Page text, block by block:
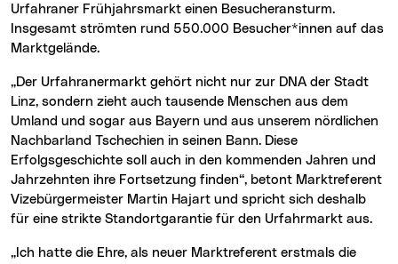
Urfahraner Frühjahrsmarkt einen Besucheransturm.
Insgesamt strömten rund 550.000 Besucher*innen auf das
Marktgelände.
„Der Urfahranermarkt gehört nicht nur zur DNA der Stadt
Linz, sondern zieht auch tausende Menschen aus dem
Umland und sogar aus Bayern und aus unserem nördlichen
Nachbarland Tschechien in seinen Bann. Diese
Erfolgsgeschichte soll auch in den kommenden Jahren und
Jahrzehnten ihre Fortsetzung finden“, betont Marktreferent
Vizebürgermeister Martin Hajart und spricht sich deshalb
für eine strikte Standortgarantie für den Urfahrmarkt aus.
„Ich hatte die Ehre, als neuer Marktreferent erstmals die